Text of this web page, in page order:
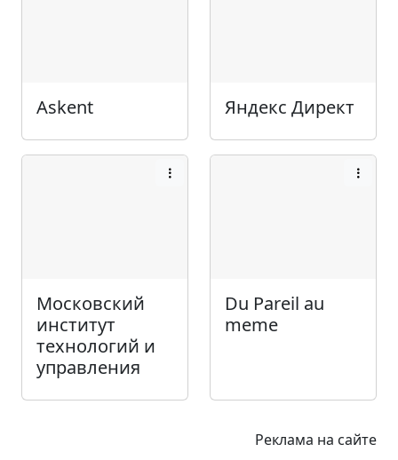
Askent Яндекс Директ
Московский
институт
технологий и
управления
Du Pareil au
meme
Реклама на сайте